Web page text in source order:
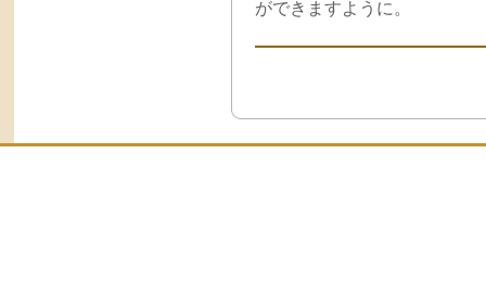
ができますように。